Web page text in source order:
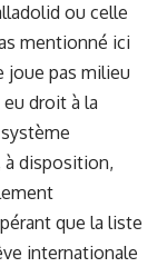
ou celle
mentionné ici
joue pas milieu
droit à la
à disposition,
que la liste
internationale